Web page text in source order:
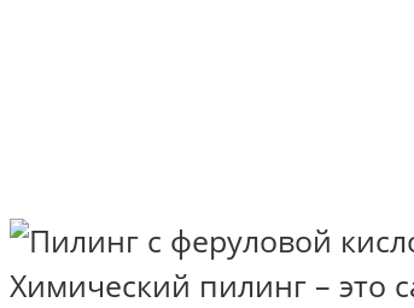
Химический пилинг – это